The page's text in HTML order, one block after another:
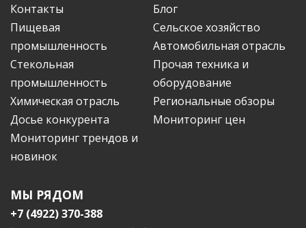
Контакты
Блог
Пищевая
промышленность
Сельское хозяйство
Автомобильная отрасль
Стекольная
промышленность
Прочая техника и
оборудование
Химическая отрасль
Региональные обзоры
Досье конкурента
Мониторинг цен
Мониторинг трендов и
новинок
МЫ РЯДОМ
+7 (4922) 370-388